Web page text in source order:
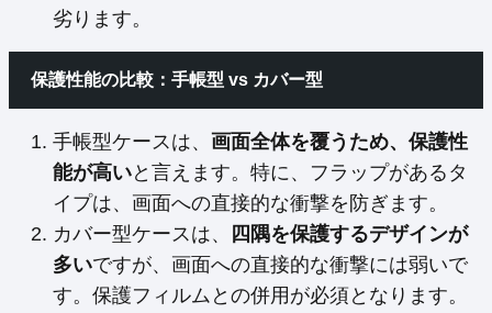
劣ります。
保護性能の比較：手帳型 vs カバー型
手帳型ケースは、 画面全体を覆うため、保護性
能が高いと言えます。特に、フラップがあるタ
イプは、画面への直接的な衝撃を防ぎます。
カバー型ケースは、
四隅を保護するデザインが
多いですが、画面への直接的な衝撃には弱いで
す。保護フィルムとの併用が必須となります。